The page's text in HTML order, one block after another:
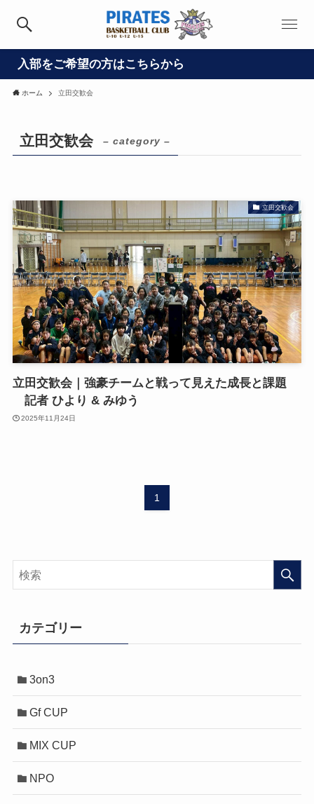
入部をご希望の方はこちらから
ホーム 立田交歓会
立田交歓会 – category –
立田交歓会
立田交歓会｜強豪チームと戦って見えた成長と課題
記者 ひより & みゆう
2025年11月24日
1
カテゴリー
3on3
Gf CUP
MIX CUP
NPO